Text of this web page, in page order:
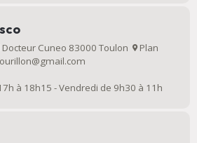
Cuneo 83000 Toulon
Plan
à 18h15 - Vendredi de 9h30 à 11h